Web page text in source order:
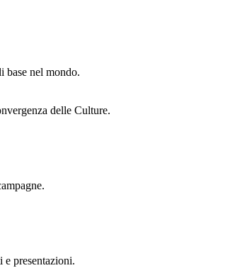
base nel mondo.
delle Culture.
presentazioni.